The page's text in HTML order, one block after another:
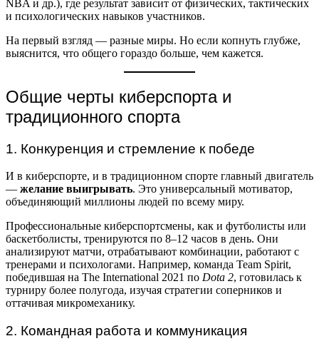
NBA и др.), где результат зависит от физических, тактических
и психологических навыков участников.
На первый взгляд — разные миры. Но если копнуть глубже,
выяснится, что общего гораздо больше, чем кажется.
Общие черты киберспорта и
традиционного спорта
1. Конкуренция и стремление к победе
И в киберспорте, и в традиционном спорте главный двигатель
— желание выигрывать. Это универсальный мотиватор,
объединяющий миллионы людей по всему миру.
Профессиональные киберспортсмены, как и футболисты или
баскетболисты, тренируются по 8–12 часов в день. Они
анализируют матчи, отрабатывают комбинации, работают с
тренерами и психологами. Например, команда Team Spirit,
победившая на The International 2021 по Dota 2, готовилась к
турниру более полугода, изучая стратегии соперников и
оттачивая микромеханику.
2. Командная работа и коммуникация